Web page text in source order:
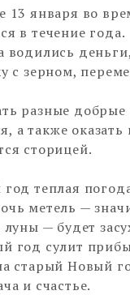
13 января во
в течение года.
с зерном,
разные
а также
сторицей.
теплая
метель —
— будет
год сулит
старый Новый
и счастье.